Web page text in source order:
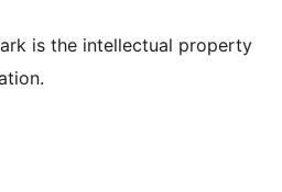
is the intellectual property